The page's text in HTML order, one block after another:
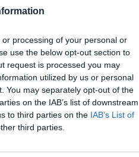
processing of your personal or
use the below opt-out section to
request is processed you may
utilized by us or personal
You may separately opt-out of the
on the IAB’s list of downstream
to third parties on the IAB’s List of
third parties.